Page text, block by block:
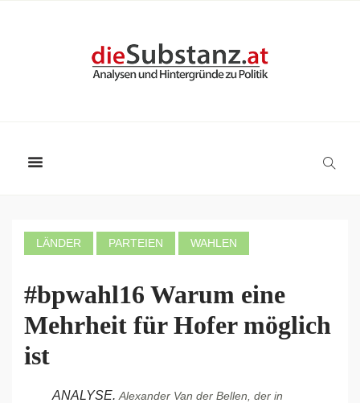
LÄNDER PARTEIEN WAHLEN
#bpwahl16 Warum eine
Mehrheit für Hofer möglich
ist
ANALYSE. Alexander Van der Bellen, der in